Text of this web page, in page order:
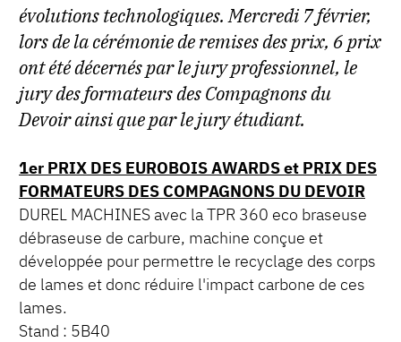
évolutions technologiques. Mercredi 7 février,
lors de la cérémonie de remises des prix, 6 prix
ont été décernés par le jury professionnel, le
jury des formateurs des Compagnons du
Devoir ainsi que par le jury étudiant.
1er PRIX DES EUROBOIS AWARDS et PRIX DES
FORMATEURS DES COMPAGNONS DU DEVOIR
DUREL MACHINES avec la TPR 360 eco braseuse
débraseuse de carbure, machine conçue et
développée pour permettre le recyclage des corps
de lames et donc réduire l'impact carbone de ces
lames.
Stand : 5B40